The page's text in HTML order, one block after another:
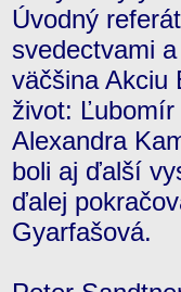
Úvodný
svedectvami
väčšina Akciu
život:
Alexandra
boli aj ďalší
ďalej
Gyarfašová.